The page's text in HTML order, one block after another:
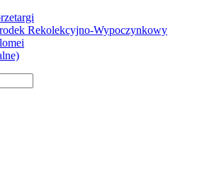
Rekolekcyjno-Wypoczynkowy